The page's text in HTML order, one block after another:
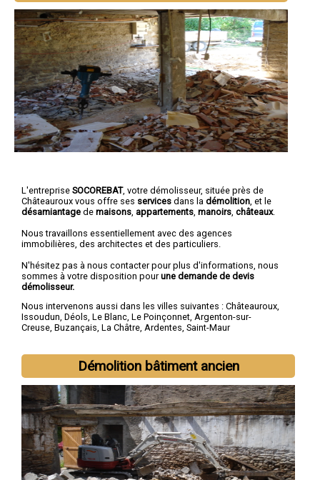
L'entreprise SOCOREBAT, votre démolisseur, située près de
Châteauroux vous offre ses services dans la démolition , et le
désamiantage de maisons appartements manoirs châteaux.
Nous travaillons essentiellement avec des agences
immobilières, des architectes et des particuliers.
N'hésitez pas à nous contacter pour plus d'informations, nous
sommes à votre disposition pourune demande de devis
démolisseur.
Nous intervenons aussi dans les villes suivantes : Châteauroux,
Issoudun, Déols, Le Blanc, Le Poinçonnet, Argenton-sur-
Creuse, Buzançais, La Châtre, Ardentes, Saint-Maur
Démolition bâtiment ancien